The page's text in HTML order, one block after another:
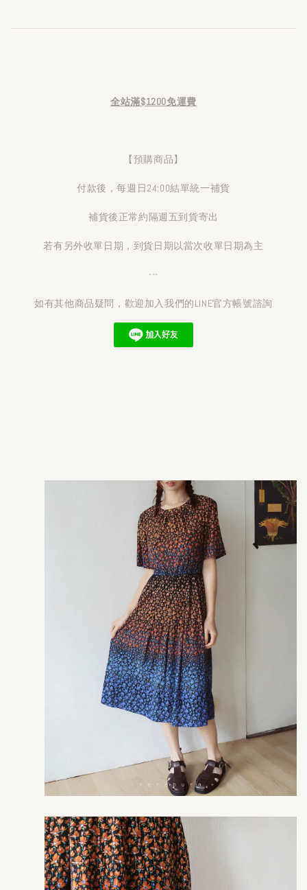
全站滿$1200免運費
【預購商品】
付款後，每週日24:00結單統一補貨
補貨後正常約隔週五到貨寄出
若有另外收單日期，到貨日期以當次收單日期為主
---
如有其他商品疑問，歡迎加入我們的LINE官方帳號諮詢